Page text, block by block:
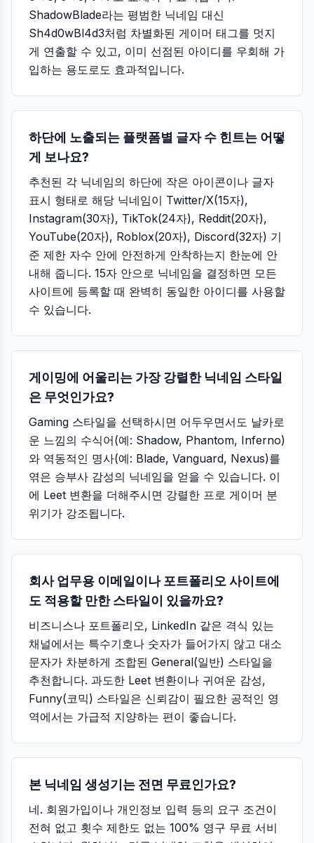
ShadowBlade라는 평범한 닉네임 대신
Sh4d0wBl4d3처럼 차별화된 게이머 태그를 멋지
게 연출할 수 있고, 이미 선점된 아이디를 우회해 가
입하는 용도로도 효과적입니다.
하단에 노출되는 플랫폼별 글자 수 힌트는 어떻
게 보나요?
추천된 각 닉네임의 하단에 작은 아이콘이나 글자
표시 형태로 해당 닉네임이 Twitter/X(15자),
Instagram(30자), TikTok(24자), Reddit(20자),
YouTube(20자), Roblox(20자), Discord(32자) 기
준 제한 자수 안에 안전하게 안착하는지 한눈에 안
내해 줍니다. 15자 안으로 닉네임을 결정하면 모든
사이트에 등록할 때 완벽히 동일한 아이디를 사용할
수 있습니다.
게이밍에 어울리는 가장 강렬한 닉네임 스타일
은 무엇인가요?
Gaming 스타일을 선택하시면 어두우면서도 날카로
운 느낌의 수식어(예: Shadow, Phantom, Inferno)
와 역동적인 명사(예: Blade, Vanguard, Nexus)를
엮은 승부사 감성의 닉네임을 얻을 수 있습니다. 이
에 Leet 변환을 더해주시면 강렬한 프로 게이머 분
위기가 강조됩니다.
회사 업무용 이메일이나 포트폴리오 사이트에
도 적용할 만한 스타일이 있을까요?
비즈니스나 포트폴리오, LinkedIn 같은 격식 있는
채널에서는 특수기호나 숫자가 들어가지 않고 대소
문자가 차분하게 조합된 General(일반) 스타일을
추천합니다. 과도한 Leet 변환이나 귀여운 감성,
Funny(코믹) 스타일은 신뢰감이 필요한 공적인 영
역에서는 가급적 지양하는 편이 좋습니다.
본 닉네임 생성기는 전면 무료인가요?
네. 회원가입이나 개인정보 입력 등의 요구 조건이
전혀 없고 횟수 제한도 없는 100% 영구 무료 서비